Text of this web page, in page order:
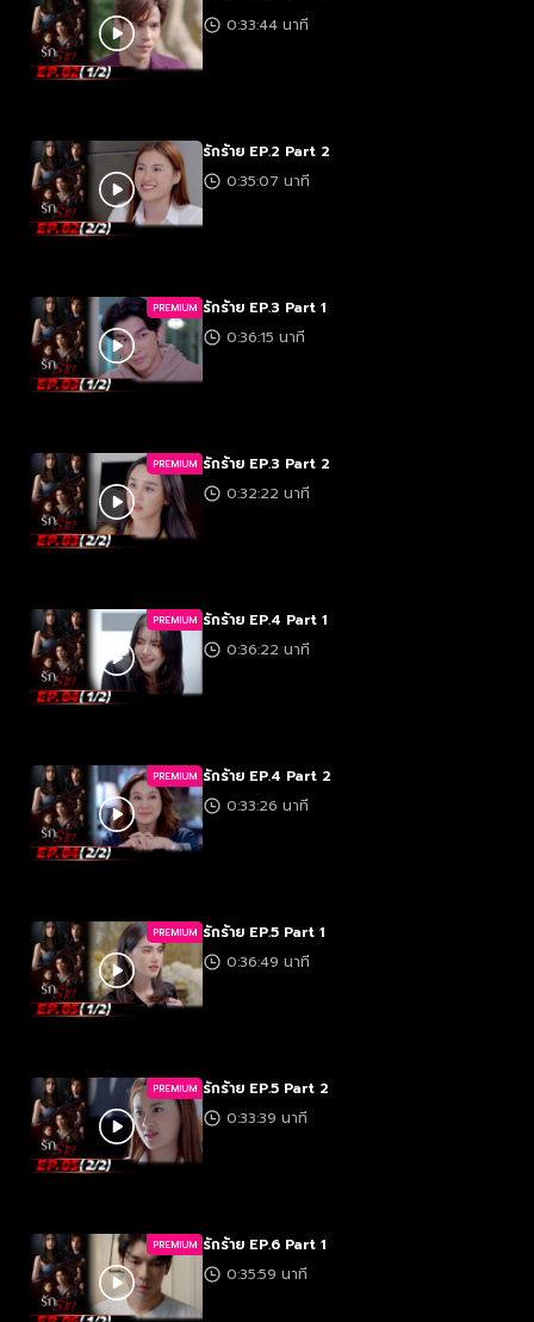
0:33:44 นาที
รักร้าย EP.2 Part 2
0:35:07 นาที
PREMIUM รักร้าย EP.3 Part 1
0:36:15 นาที
PREMIUM รักร้าย EP.3 Part 2
0:32:22 นาที
PREMIUM รักร้าย EP.4 Part 1
0:36:22 นาที
PREMIUM รักร้าย EP.4 Part 2
0:33:26 นาที
PREMIUM รักร้าย EP.5 Part 1
0:36:49 นาที
PREMIUM รักร้าย EP.5 Part 2
0:33:39 นาที
PREMIUM รักร้าย EP.6 Part 1
0:35:59 นาที